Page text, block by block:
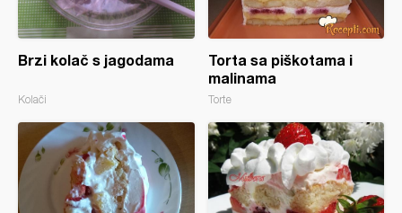
Brzi kolač s jagodama
Kolači
Torta sa piškotama i
malinama
Torte